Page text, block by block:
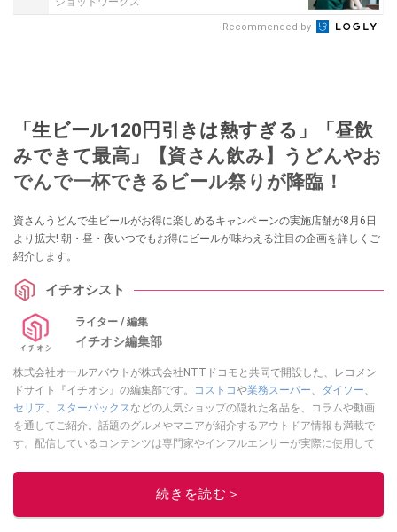
Recommended by
「生ビール120円引きは熱すぎる」「昼飲
みできて最高」【資さん飲み】うどんやお
でんで一杯できるビール祭りが降臨！
資さんうどんで生ビールがお得に楽しめるキャンペーンの実施店舗が8月6日
より拡大! 朝・昼・夜いつでもお得にビールが味わえる注目の企画を詳しくご
紹介します。
イチオシスト
ライター / 編集
イチオシ編集部
株式会社オールアバウトが株式会社NTTドコモと共同で開設した、レコメン
ドサイト『イチオシ』の編集部です。
コストコや業務スーパー、 ダイソー、
セリア、 スターバックスなどの人気ショップの隠れた名品を、コラムや動画
を通してご紹介。話題のグルメやマニアが紹介するアウトドア情報も満載で
す。配信しているコンテンツは専門家やインフルエンサーが実際に使用して
ニュースでフォロー
続きを読む＞